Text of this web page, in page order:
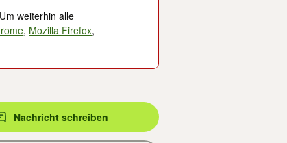
weiterhin alle
, Mozilla Firefox,
Nachricht schreiben